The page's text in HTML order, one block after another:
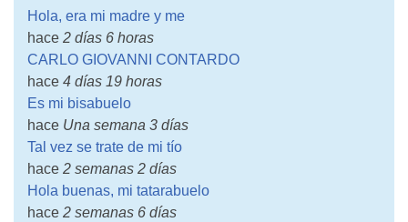
Hola, era mi madre y me
hace 2 días 6 horas
CARLO GIOVANNI CONTARDO
hace 4 días 19 horas
Es mi bisabuelo
hace Una semana 3 días
Tal vez se trate de mi tío
hace 2 semanas 2 días
Hola buenas, mi tatarabuelo
hace 2 semanas 6 días